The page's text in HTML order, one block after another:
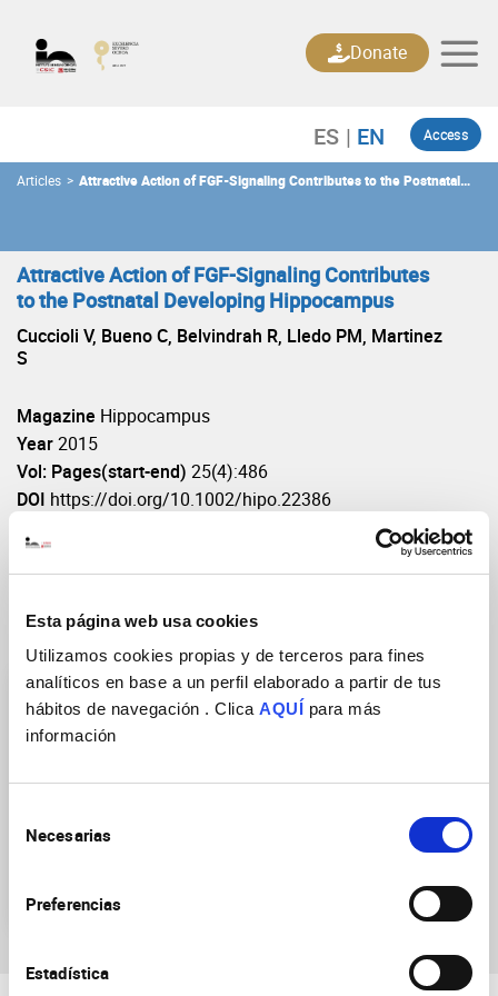
Esta página web usa cookies
Utilizamos cookies propias y de terceros para fines
analíticos en base a un perfil elaborado a partir de tus
hábitos de navegación . Clica AQUÍ para más
información
Necesarias
Preferencias
Estadística
content
Access
Donate
Articles > Attractive Action of FGF-Signaling Contributes to the Postnatal
Attractive Action of FGF-Signaling Contributes
to the Postnatal Developing Hippocampus
Cuccioli V, Bueno C, Belvindrah R, Lledo PM, Martinez
S
Magazine Hippocampus
Year2015
Vol: Pages(start-end) 25(4):486
DOI https://doi.org/10.1002/hipo.22386
Research Groups
neurodegenerative and